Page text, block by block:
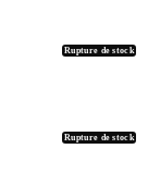
Rupture de stock
Rupture de stock